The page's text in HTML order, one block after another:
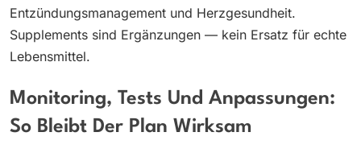
Entzündungsmanagement und Herzgesundheit.
Supplements sind Ergänzungen — kein Ersatz für echte
Lebensmittel.
Monitoring, Tests Und Anpassungen:
So Bleibt Der Plan Wirksam